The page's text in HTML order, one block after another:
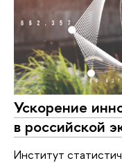
Ускорение
в российской
Институт